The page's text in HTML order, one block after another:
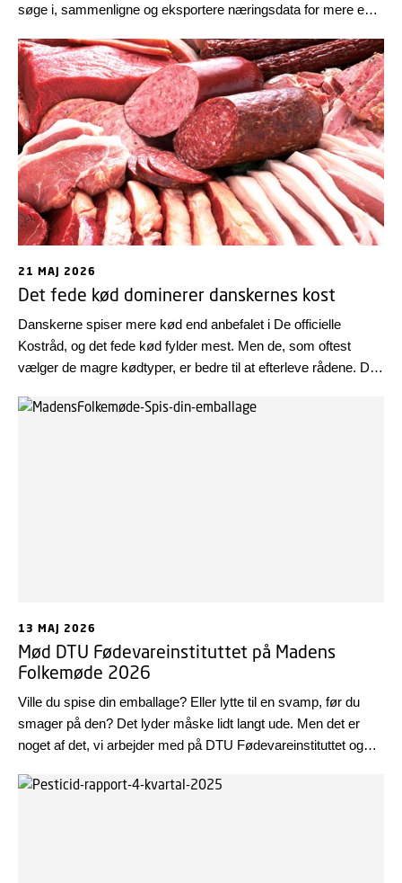
søge i, sammenligne og eksportere næringsdata for mere end
21 MAJ 2026
Det fede kød dominerer danskernes kost
Danskerne spiser mere kød end anbefalet i De officielle
Kostråd, og det fede kød fylder mest. Men de, som oftest
vælger de magre kødtyper, er bedre til at efterleve rådene. Det
hvordan danskernes valg af kødtyper og fedtindhold hænger
13 MAJ 2026
Mød DTU Fødevareinstituttet på Madens
Folkemøde 2026
Ville du spise din emballage? Eller lytte til en svamp, før du
smager på den? Det lyder måske lidt langt ude. Men det er
noget af det, vi arbejder med på DTU Fødevareinstituttet og
Nykøbing Falster den 21.-23. maj.